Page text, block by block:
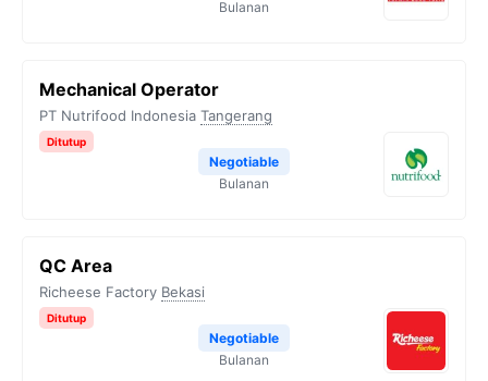
Bulanan
Mechanical Operator
PT Nutrifood Indonesia Tangerang
Ditutup
Negotiable
Bulanan
QC Area
Richeese Factory Bekasi
Ditutup
Negotiable
Bulanan